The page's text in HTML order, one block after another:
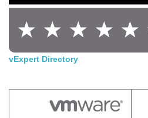
vExpert Directory